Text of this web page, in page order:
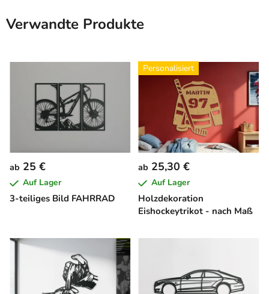
Verwandte Produkte
3-teiliges Bild FAHRRAD
ab 25 €
Auf Lager
Personalisiert
Holzdekoration
Eishockeytrikot - nach Maß
ab 25,30 €
Auf Lager